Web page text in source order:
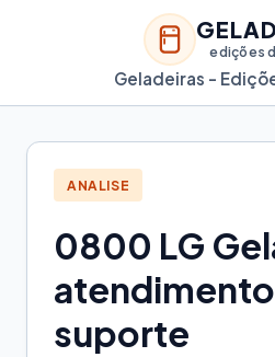
edições
Geladeiras -
ANALISE
0800 LG
suporte